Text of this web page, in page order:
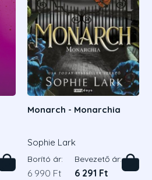
Monarch - Monarchia
Sophie Lark
Borító ár:
6 990 Ft
Bevezető ár:
6 291 Ft